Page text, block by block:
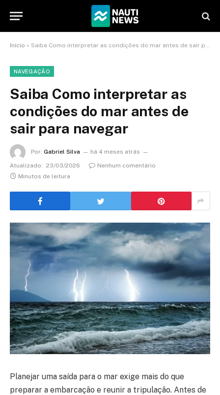
Início » Saiba Como interpretar as condições do mar antes de sair para navegar
NAVEGAÇÃO
Saiba Como interpretar as
condições do mar antes de
sair para navegar
Por: Gabriel Silva
há 4 meses atrás
Atualizado: 23/03/2026
Nenhum comentário
Minutos de leitura
Planejar uma saída para o mar exige mais do que
preparar a embarcação e reunir a tripulação. Antes de